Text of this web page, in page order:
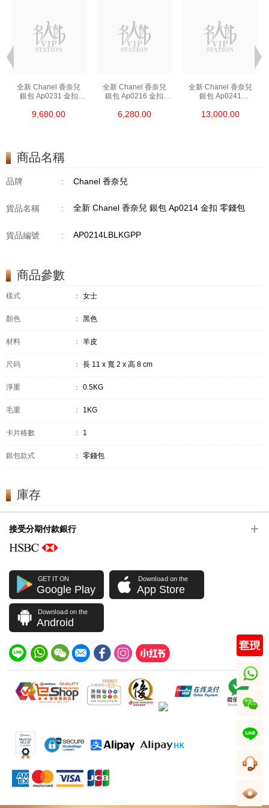
全新 Chanel 香奈兒
銀包 Ap0231 金扣
9,680.00
全新 Chanel 香奈兒
銀包 Ap0216 金扣
6,280.00
全新 Chanel 香奈兒
銀包 Ap0241
13,000.00
商品名稱
品牌 : Chanel 香奈兒
貨品名稱 : 全新 Chanel 香奈兒 銀包 Ap0214 金扣 零錢包
貨品編號 : AP0214LBLKGPP
商品參數
樣式 ： 女士
顏色 ： 黑色
材料 ： 羊皮
尺码 ： 長 11 x 寬 2 x 高 8 cm
淨重 ： 0.5KG
毛重 ： 1KG
卡片格數 ： 1
銀包款式 ： 零錢包
庫存
接受分期付款銀行
GET IT ON
Google Play
Download on the
App Store
Download on the
Android